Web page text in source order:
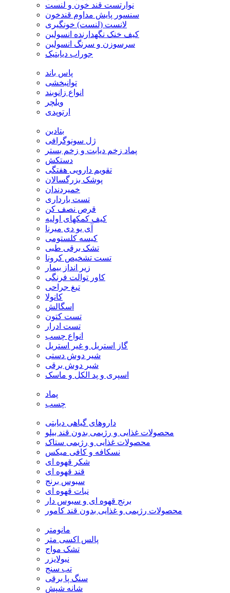
نوارتست قند خون و لنست
سنسور پایش مداوم قندخون
لانست (لنست) خونگیری
کیف خنک نگهدارنده انسولین
سرسوزن و سرنگ انسولین
جوراب دیابتیک
پاس باند
توانبخشی
انواع زانوبند
ویلچر
ارتوپدی
بتادین
ژل سونوگرافی
پماد زخم دیابت و زخم بستر
دستکش
تقویم دارویی هفتگی
پوشک بزرگسالان
خمیردندان
تست بارداری
قرص نصف کن
کیف کمکهای اولیه
آی یو دی میرنا
کیسه کلستومی
تشک برقی طبی
تست تشخیص کرونا
زیر انداز بیمار
کاور توالت فرنگی
تیغ جراحی
کانولا
اسگالش
تست کتون
تست ادرار
انواع چسب
گاز استریل و غیر استریل
شیر دوش دستی
شیر دوش برقی
اسپری و پد الکل و ماسک
پماد
چسب
داروهای گیاهی دیابتی
محصولات غذایی و رژیمی بدون قند بیلو
محصولات غذایی و رژیمی ستاک
نسکافه و کافی میکس
شکر قهوه ای
قند قهوه ای
سبوس برنج
نبات قهوه ای
برنج قهوه ای و سبوس دار
محصولات رژیمی و غذایی بدون قند کامور
مانومتر
پالس اکسی متر
تشک مواج
نبولایزر
تب سنج
سنگ پا برقی
شانه شپش